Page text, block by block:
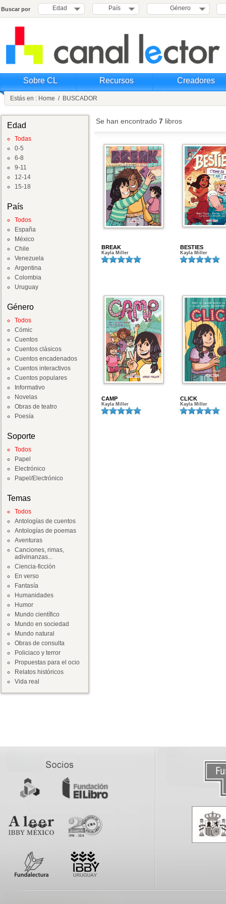
Buscar por Edad País Género
Sobre CL Recursos Creadores
Estás en : Home / BUSCADOR
Edad
Todas
0-5
6-8
9-11
12-14
15-18
País
Todos
España
México
Chile
Venezuela
Argentina
Colombia
Uruguay
Género
Todos
Cómic
Cuentos
Cuentos clásicos
Cuentos encadenados
Cuentos interactivos
Cuentos populares
Informativo
Novelas
Obras de teatro
Poesía
Soporte
Todos
Papel
Electrónico
Papel/Electrónico
Temas
Todos
Antologías de cuentos
Antologías de poemas
Aventuras
Canciones, rimas,
adivinanzas...
Ciencia-ficción
En verso
Fantasía
Humanidades
Humor
Mundo científico
Mundo en sociedad
Mundo natural
Obras de consulta
Policiaco y terror
Propuestas para el ocio
Relatos históricos
Vida real
Se han encontrado 7 libros
BREAK
Kayla Miller
BESTIES
Kayla Miller
CAMP
Kayla Miller
CLICK
Kayla Miller